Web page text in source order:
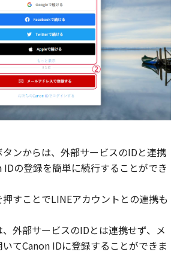
ンからは、外部サービスのIDと連携
IDの登録を簡単に続行することができ
押すことでLINEアカウントとの連携も
外部サービスのIDとは連携せず、メ
てCanon IDに登録することができま